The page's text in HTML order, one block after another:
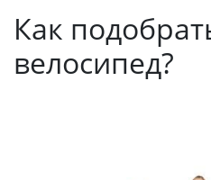
Как
велосипед?